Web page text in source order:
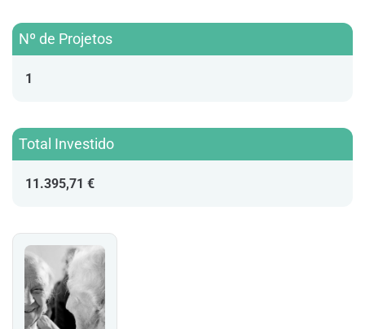
Nº de Projetos
1
Total Investido
11.395,71 €